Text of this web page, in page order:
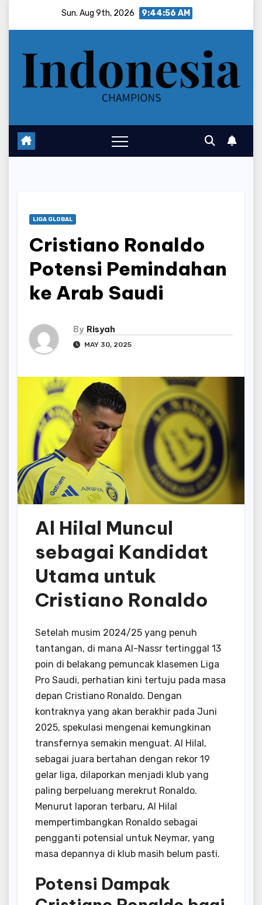
Sun. Aug 9th, 2026 9:44:57 AM
LIGA GLOBAL
Cristiano Ronaldo
Potensi Pemindahan
ke Arab Saudi
By Risyah
MAY 30, 2025
Al Hilal Muncul
sebagai Kandidat
Utama untuk
Cristiano Ronaldo
Setelah musim 2024/25 yang penuh
tantangan, di mana Al-Nassr tertinggal 13
poin di belakang pemuncak klasemen Liga
Pro Saudi, perhatian kini tertuju pada masa
depan Cristiano Ronaldo. Dengan
kontraknya yang akan berakhir pada Juni
2025, spekulasi mengenai kemungkinan
transfernya semakin menguat. Al Hilal,
sebagai juara bertahan dengan rekor 19
gelar liga, dilaporkan menjadi klub yang
paling berpeluang merekrut Ronaldo.
Menurut laporan terbaru, Al Hilal
mempertimbangkan Ronaldo sebagai
pengganti potensial untuk Neymar, yang
masa depannya di klub masih belum pasti.
Potensi Dampak